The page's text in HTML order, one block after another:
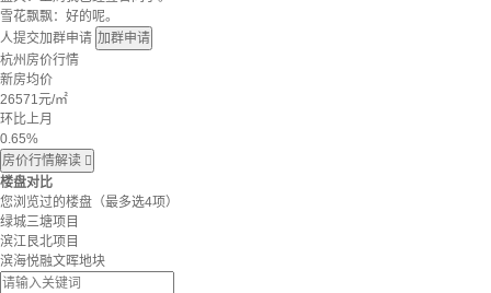
雪花飘飘：好的呢。
人提交加群申请 加群申请
杭州房价行情
新房均价
26571元/㎡
环比上月
0.65%
房价行情解读 
楼盘对比
您浏览过的楼盘 （最多选4项）
绿城三塘项目
滨江艮北项目
滨海悦融文晖地块